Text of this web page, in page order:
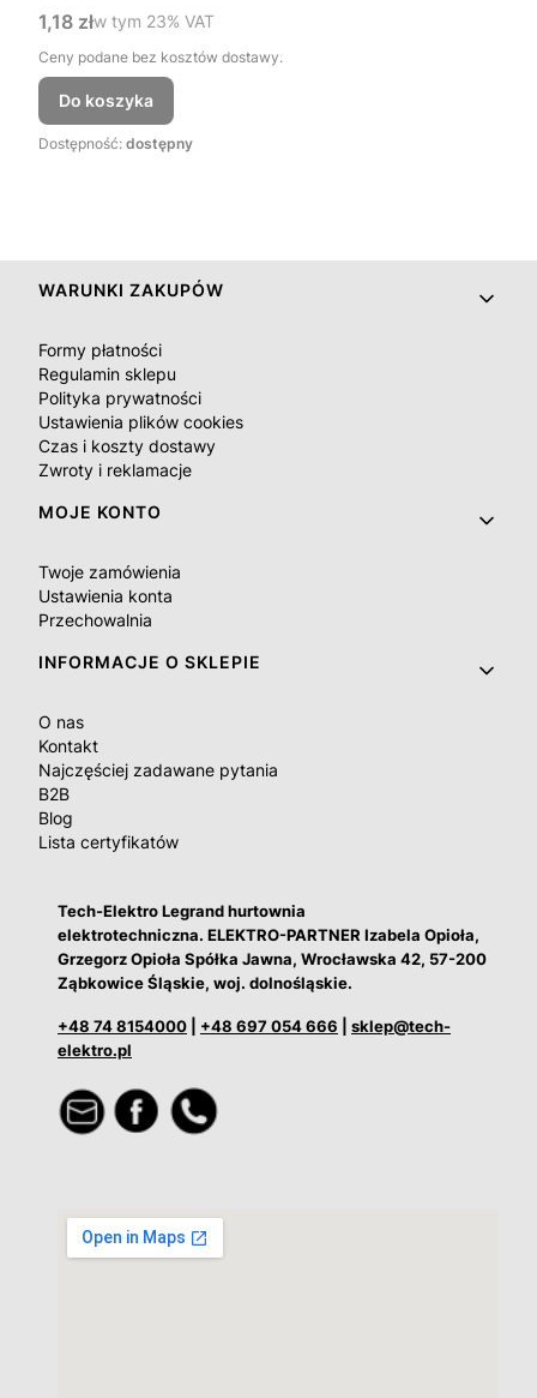
Cena brutto
1,18 złw tym %s VAT
w tym 23% VAT
Ceny podane bez kosztów dostawy.
Do koszyka
Dostępność: dostępny
Linki w stopce
WARUNKI ZAKUPÓW
Formy płatności
Regulamin sklepu
Polityka prywatności
Ustawienia plików cookies
Czas i koszty dostawy
Zwroty i reklamacje
MOJE KONTO
Twoje zamówienia
Ustawienia konta
Przechowalnia
INFORMACJE O SKLEPIE
O nas
Kontakt
Najczęściej zadawane pytania
B2B
Blog
Lista certyfikatów
Tech-Elektro Legrand hurtownia
elektrotechniczna. ELEKTRO-PARTNER Izabela Opioła,
Grzegorz Opioła Spółka Jawna, Wrocławska 42, 57-200
Ząbkowice Śląskie, woj. dolnośląskie.
+48 74 8154000 +48 697 054 666
sklep@tech-
elektro.pl